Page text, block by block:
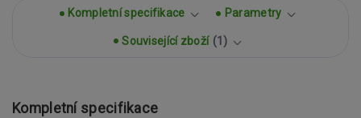
Kompletní specifikace Parametry
Související zboží 1
Kompletní specifikace